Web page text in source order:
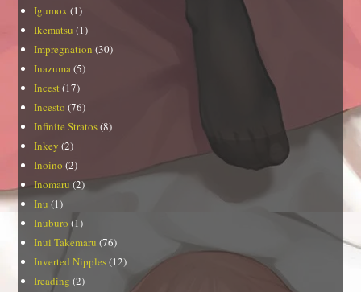
Igumox (1)
Ikematsu (1)
Impregnation (30)
Inazuma(5)
Incest (17)
Incesto (76)
Infinite Stratos(8)
Inkey (2)
Inoino (2)
Inomaru (2)
Inu (1)
Inuburo (1)
Inui Takemaru (76)
Inverted Nipples(12)
Ireading (2)